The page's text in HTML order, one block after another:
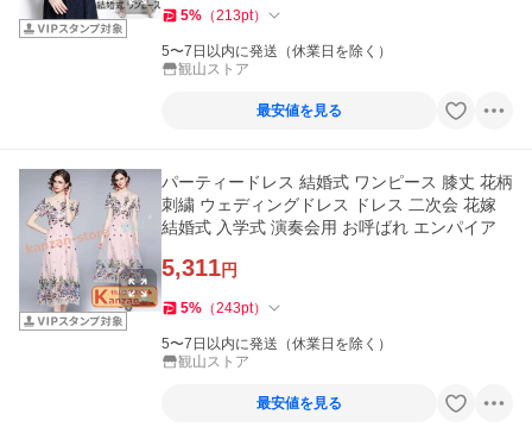
5% （213pt）
5〜7日以内に発送（休業日を除く）
観山ストア
最安値を見る
パーティードレス 結婚式 ワンピース 膝丈 花柄
刺繍 ウェディングドレス ドレス 二次会 花嫁
結婚式 入学式 演奏会用 お呼ばれ エンパイア
5,311円
5% （243pt）
5〜7日以内に発送（休業日を除く）
観山ストア
最安値を見る